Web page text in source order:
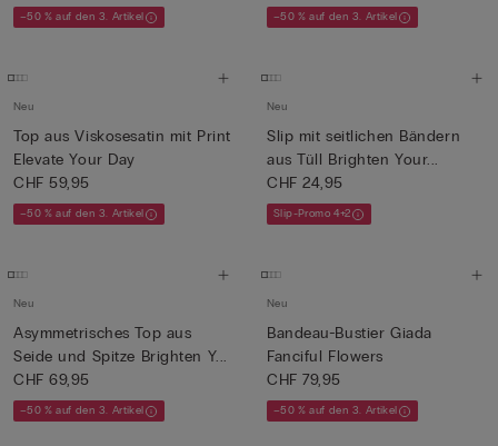
–50 % auf den 3. Artikel –50 % auf den 3. Artikel
Neu
Top aus Viskosesatin mit Print
Elevate Your Day
CHF 59,95
–50 % auf den 3. Artikel
Neu
Slip mit seitlichen Bändern
aus Tüll Brighten Your...
CHF 24,95
Slip-Promo 4+2
Neu
Asymmetrisches Top aus
Seide und Spitze Brighten Y...
CHF 69,95
–50 % auf den 3. Artikel
Neu
Bandeau-Bustier Giada
Fanciful Flowers
CHF 79,95
–50 % auf den 3. Artikel